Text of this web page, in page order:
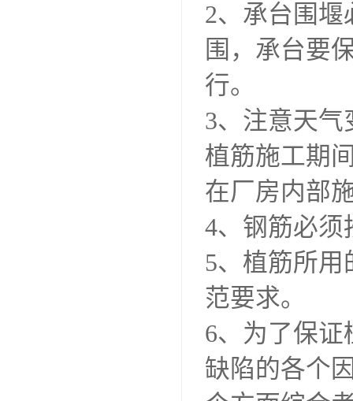
2、承台围
围，承台要
行。
3、注意天
植筋施工期
在厂房内部
4、钢筋必须
5、植筋所
范要求。
6、为了保
缺陷的各个